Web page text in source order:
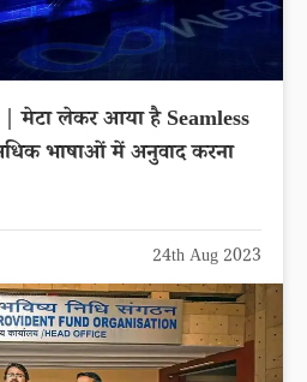
मेटा लेकर आया है Seamless
भाषाओं में अनुवाद करना
24th Aug 2023